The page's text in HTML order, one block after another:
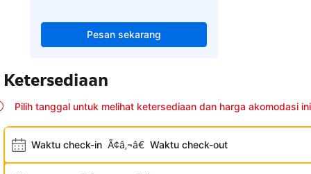
Pesan sekarang
Ketersediaan
Pilih tanggal untuk melihat ketersediaan dan harga akomodasi ini
Waktu check-in Ã¢â‚¬â€ Waktu check-out